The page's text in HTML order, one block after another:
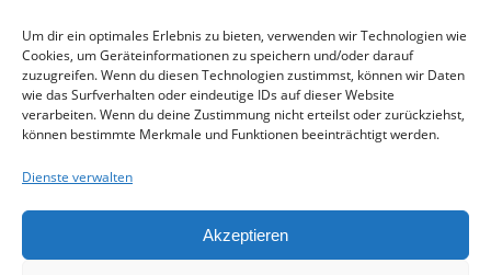
Um dir ein optimales Erlebnis zu bieten, verwenden wir Technologien wie
Cookies, um Geräteinformationen zu speichern und/oder darauf
zuzugreifen. Wenn du diesen Technologien zustimmst, können wir Daten
wie das Surfverhalten oder eindeutige IDs auf dieser Website
verarbeiten. Wenn du deine Zustimmung nicht erteilst oder zurückziehst,
können bestimmte Merkmale und Funktionen beeinträchtigt werden.
Dienste verwalten
Akzeptieren